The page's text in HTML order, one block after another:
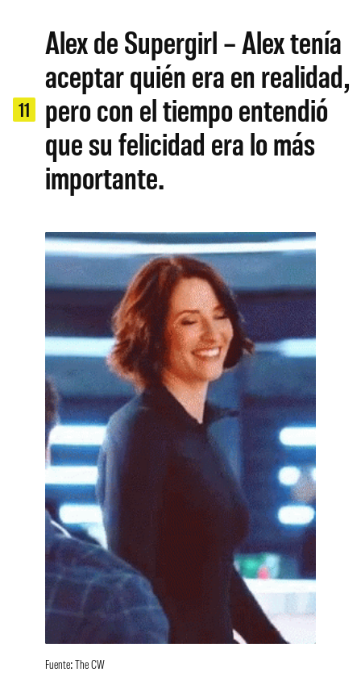
11
Alex de Supergirl – Alex tenía
aceptar quién era en realidad,
pero con el tiempo entendió
que su felicidad era lo más
importante.
Fuente: The CW